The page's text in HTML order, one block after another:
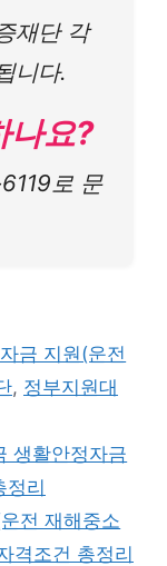
재단 각
니다.
나요?
로 문
금 지원(운전
, 정부지원대
생활안정자금
정리
전 재해중소
격조건 총정리